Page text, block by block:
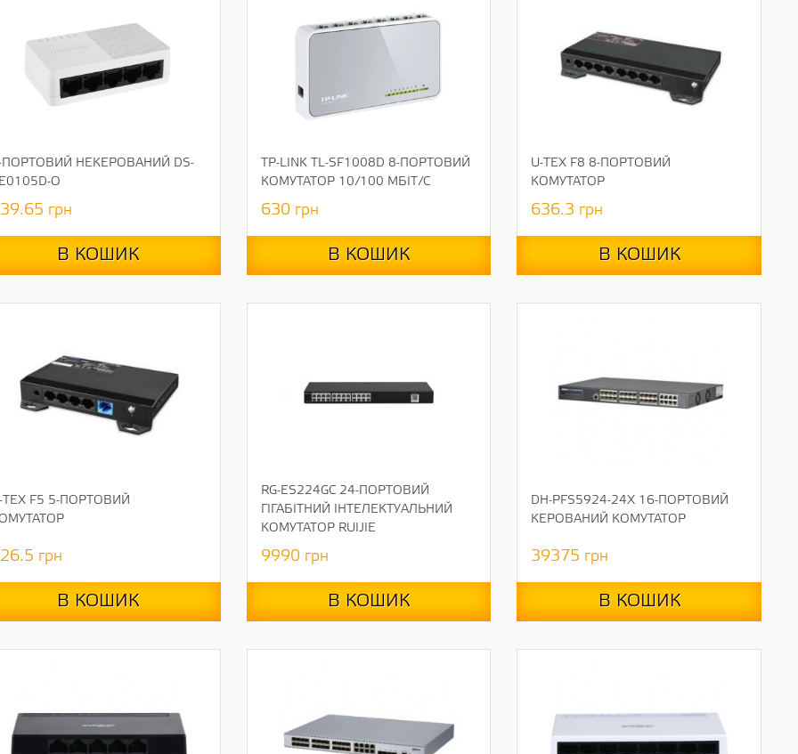
ПОРТОВИЙ НЕКЕРОВАНИЙ DS-
O
грн
В КОШИК
TP-LINK TL-SF1008D 8-ПОРТОВИЙ
КОМУТАТОР 10/100 МБІТ/С
630 грн
В КОШИК
U-TEX F8 8-ПОРТОВИЙ
КОМУТАТОР
636.3 грн
В КОШИК
TEX F5 5-ПОРТОВИЙ
грн
В КОШИК
RG-ES224GC 24-ПОРТОВИЙ
ГІГАБІТНИЙ ІНТЕЛЕКТУАЛЬНИЙ
КОМУТАТОР RUIJIE
9990 грн
В КОШИК
DH-PFS5924-24X 16-ПОРТОВИЙ
КЕРОВАНИЙ КОМУТАТОР
39375 грн
В КОШИК